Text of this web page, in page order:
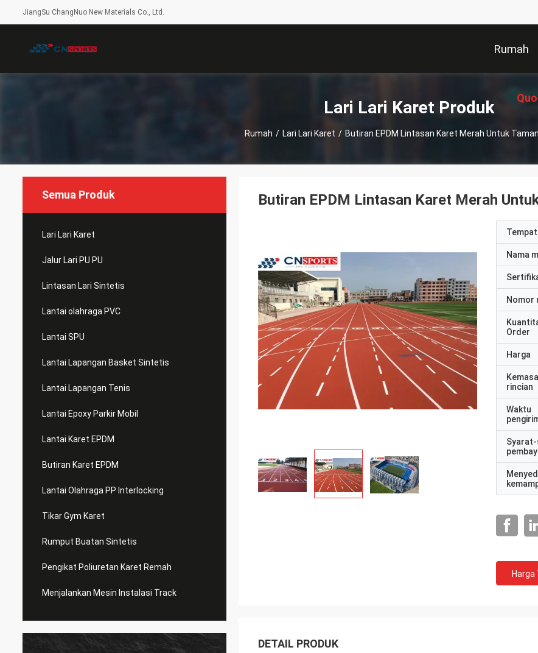
JiangSu ChangNuo New Materials Co., Ltd.
Rumah
Lari Lari Karet Produk
Rumah / Lari Lari Karet / Butiran EPDM Lintasan Karet Merah Untuk
Semua Produk
Lari Lari Karet
Jalur Lari PU PU
Lintasan Lari Sintetis
Lantai olahraga PVC
Lantai SPU
Lantai Lapangan Basket Sintetis
Lantai Lapangan Tenis
Lantai Epoxy Parkir Mobil
Lantai Karet EPDM
Butiran Karet EPDM
Lantai Olahraga PP Interlocking
Tikar Gym Karet
Rumput Buatan Sintetis
Pengikat Poliuretan Karet Remah
Menjalankan Mesin Instalasi Track
Butiran EPDM Lintasan Karet Merah
Tempat
Nama
Nomor
Order
Harga
rincian
Waktu
Harga
DETAIL PRODUK